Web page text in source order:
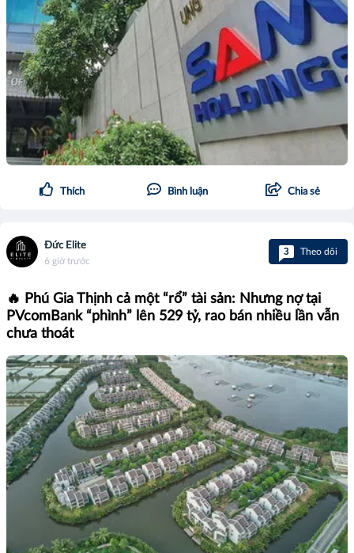
Thích Bình luận Chia sẻ
Đức Elite
6 giờ trước
3 Theo dõi
🔥 Phú Gia Thịnh cả một “rổ” tài sản: Nhưng nợ tại
PVcomBank “phình” lên 529 tỷ, rao bán nhiều lần vẫn
chưa thoát